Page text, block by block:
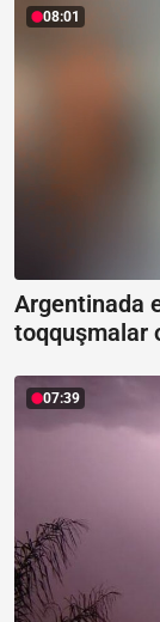
08:01
Argentinada
toqquşmalar
07:39